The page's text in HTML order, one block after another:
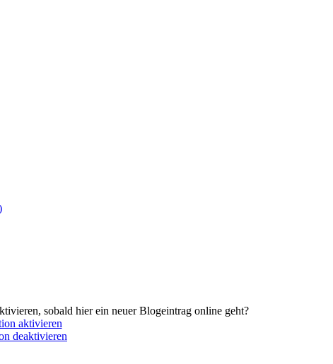
sobald hier ein neuer Blogeintrag online geht?
aktivieren
deaktivieren